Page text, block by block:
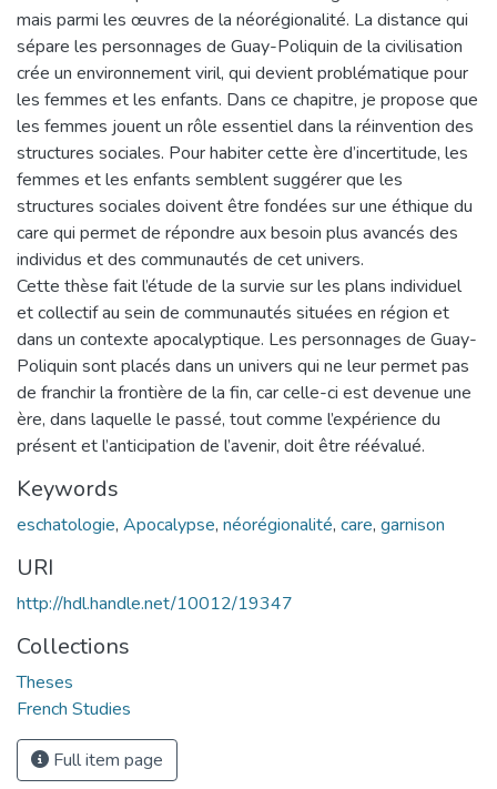
mais parmi les œuvres de la néorégionalité. La distance qui
sépare les personnages de Guay-Poliquin de la civilisation
crée un environnement viril, qui devient problématique pour
les femmes et les enfants. Dans ce chapitre, je propose que
les femmes jouent un rôle essentiel dans la réinvention des
structures sociales. Pour habiter cette ère d’incertitude, les
femmes et les enfants semblent suggérer que les
structures sociales doivent être fondées sur une éthique du
care qui permet de répondre aux besoin plus avancés des
individus et des communautés de cet univers.
Cette thèse fait l’étude de la survie sur les plans individuel
et collectif au sein de communautés situées en région et
dans un contexte apocalyptique. Les personnages de Guay-
Poliquin sont placés dans un univers qui ne leur permet pas
de franchir la frontière de la fin, car celle-ci est devenue une
ère, dans laquelle le passé, tout comme l’expérience du
présent et l’anticipation de l’avenir, doit être réévalué.
Keywords
eschatologie, Apocalypse, néorégionalité, care, garnison
URI
http://hdl.handle.net/10012/19347
Collections
Theses
French Studies
Full item page